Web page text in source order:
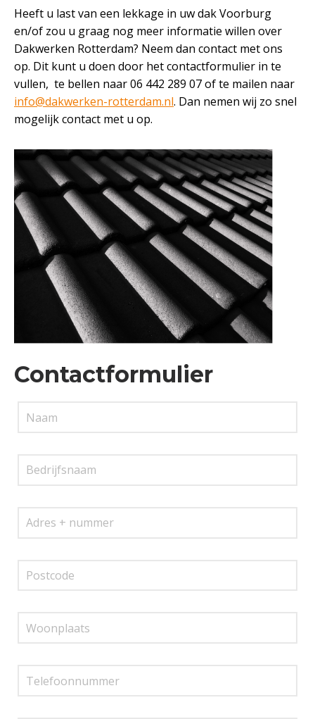
Heeft u last van een lekkage in uw dak Voorburg
en/of zou u graag nog meer informatie willen over
Dakwerken Rotterdam? Neem dan contact met ons
op. Dit kunt u doen door het contactformulier in te
vullen, te bellen naar 06 442 289 07 of te mailen naar
info@dakwerken-rotterdam.nl. Dan nemen wij zo snel
mogelijk contact met u op.
Contactformulier